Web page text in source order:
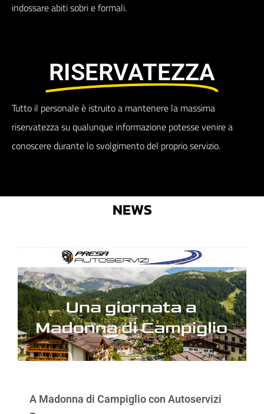
indossare abiti sobri e formali.
RISERVATEZZA
Tutto il personale è istruito a mantenere la massima
riservatezza su qualunque informazione potesse venire a
conoscere durante lo svolgimento del proprio servizio.
NEWS
A Madonna di Campiglio con Autoservizi